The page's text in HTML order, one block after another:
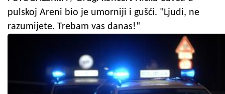
pulskoj Areni bio je umorniji i gušći. "Ljudi, ne
razumijete. Trebam vas danas!"